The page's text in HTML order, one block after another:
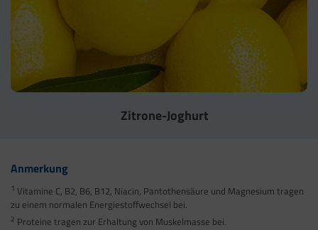
Zitrone-Joghurt
Anmerkung
1 Vitamine C, B2, B6, B12, Niacin, Pantothensäure und Magnesium tragen
zu einem normalen Energiestoffwechsel bei.
2 Proteine tragen zur Erhaltung von Muskelmasse bei.